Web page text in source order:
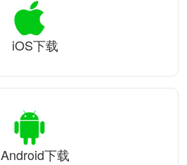
iOS下载
Android下载